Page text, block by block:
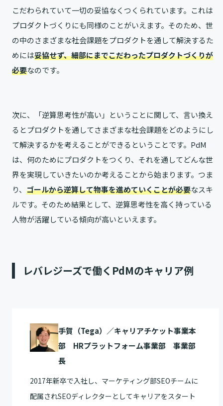
こだわられていて一切の妥協なくつくられています。これは
プロダクトづくりにも同様のことがいえます。そのため、世
の中のさまざまな社会課題をプロダクトを通して解決するた
めには妥協せず、細部にまでこだわったプロダクトづくりが
必要なのです。
次に、「逆算思考性が高い」ということに関して、言い換え
るとプロダクトを通してさまざまな社会課題をどのようにし
て解決するかを考えることができるということです。PdM
は、何のためにプロダクトをつくり、それを通してどんな世
界を実現していきたいのか考えることから始まります。つま
り、 ゴールから逆算して物事を進めていくことが必要なスキ
ルです。そのため結果として、逆算思考性を高く持っている
人物が活躍している傾向が高いといえます。
レバレジーズで働くPdMのキャリア例
手賀（Tega）／キャリアチケット事業本
部 HRプラットフォーム事業部 事業部
長
2017年新卒で入社し、マーケティング部SEOチームに
配属されSEOディレクターとしてキャリアをスタート